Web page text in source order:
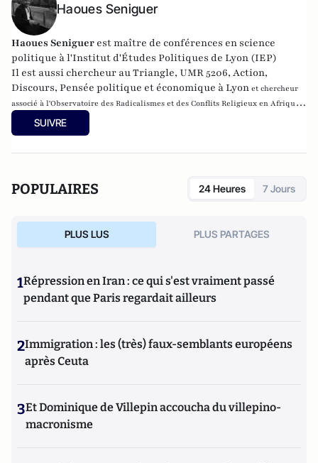
Haoues Seniguer
Haoues Seniguer est maître de conférences en science
politique à l'Institut d'Études Politiques de Lyon (IEP)
Il est aussi chercheur au Triangle, UMR 5206, Action,
Discours, Pensée politique et économique à Lyon et chercheur
associé à l'Observatoire des Radicalismes et des Conflits Religieux en Afrique
(ORCRA), Centre d'Études des Religions (CER), UFR des Civilisations,Religions,
Arts et Communication (CRAC), Université Gaston-Berger, Saint-Louis du
SUIVRE
POPULAIRES 24 Heures 7 Jours
PLUS LUS PLUS PARTAGES
1Répression en Iran : ce qui s'est vraiment passé
pendant que Paris regardait ailleurs
2Immigration : les (très) faux-semblants européens
après Ceuta
3Et Dominique de Villepin accoucha du villepino-
macronisme